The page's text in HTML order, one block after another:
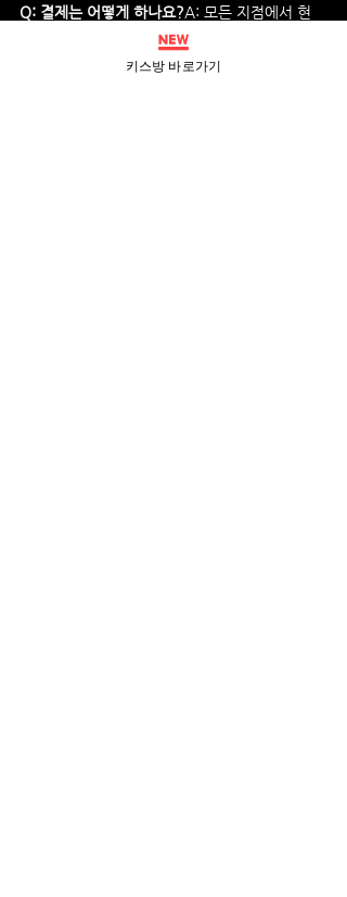
Q: 결제는 어떻게 하나요?A: 모든 지점에서 현
금 및 카드 결제를 지원합니다. 일부 지점에서는
모바일 결제도 가능합니다.
키스방 바로가기